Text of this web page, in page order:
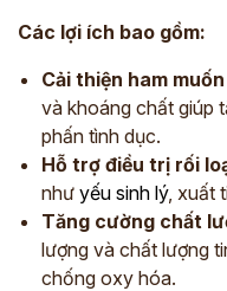
Các lợi ích bao gồm:
Cải thiện ham
và khoáng chất giúp
phấn tình dục.
Hỗ trợ điều trị rối
như yếu sinh lý, xuất
Tăng cường chất
lượng và chất lượng
chống oxy hóa.